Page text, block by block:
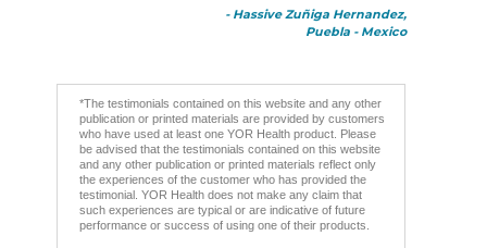
- Hassive Zuñiga Hernandez,
Puebla - Mexico
*The testimonials contained on this website and any other
publication or printed materials are provided by customers
who have used at least one YOR Health product. Please
be advised that the testimonials contained on this website
and any other publication or printed materials reflect only
the experiences of the customer who has provided the
testimonial. YOR Health does not make any claim that
such experiences are typical or are indicative of future
performance or success of using one of their products.